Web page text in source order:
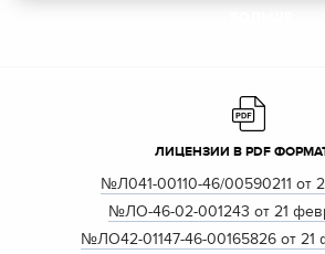
ЛИЦЕНЗИИ В PDF
№Л041-00110-46/00590211 от
№ЛО-46-02-001243 от 21
№ЛО42-01147-46-00165826 от 21